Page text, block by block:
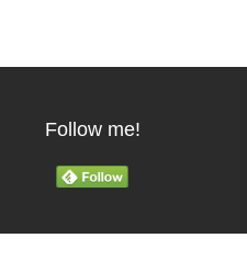
Follow me!